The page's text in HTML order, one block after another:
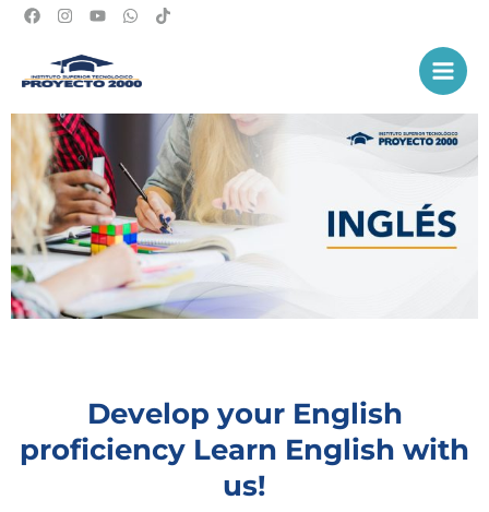
contenido
Main
Develop your English
proficiency Learn English with
us!